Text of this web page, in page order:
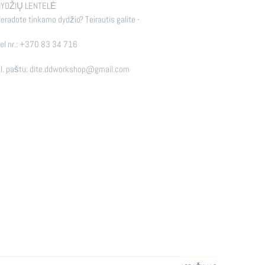
LENTELĖ
tinkamo dydžio? Teirautis galite -
nr.: +370 83 34 716
paštu: dite.ddworkshop@gmail.com